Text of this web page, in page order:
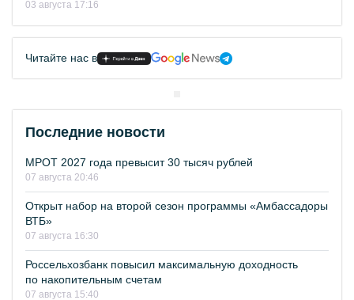
03 августа 17:16
Читайте нас в
Последние новости
МРОТ 2027 года превысит 30 тысяч рублей
07 августа 20:46
Открыт набор на второй сезон программы «Амбассадоры
ВТБ»
07 августа 16:30
Россельхозбанк повысил максимальную доходность
по накопительным счетам
07 августа 15:40